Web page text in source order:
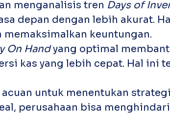
menganalisis tren Days of
depan dengan lebih akurat.
keuntungan.
On Handyang optimal
kas yang lebih cepat. Hal ini
untuk menentukan
perusahaan bisa